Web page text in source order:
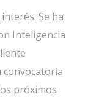
Se ha
Inteligencia
convocatoria
próximos